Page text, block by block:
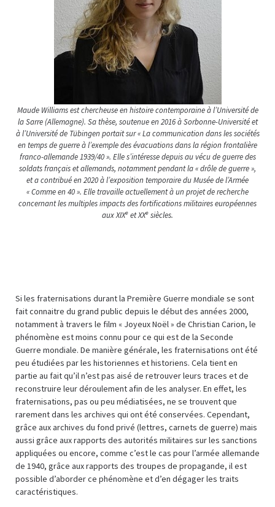
Maude Williams est chercheuse en histoire contemporaine à l’Université de
la Sarre (Allemagne). Sa thèse, soutenue en 2016 à Sorbonne-Université et
à l’Université de Tübingen portait sur « La communication dans les sociétés
en temps de guerre à l’exemple des évacuations dans la région frontalière
franco-allemande 1939/40 ». Elle s’intéresse depuis au vécu de guerre des
soldats français et allemands, notamment pendant la « drôle de guerre »,
et a contribué en 2020 à l’exposition temporaire du Musée de l’Armée
« Comme en 40 ». Elle travaille actuellement à un projet de recherche
concernant les multiples impacts des fortifications militaires européennes
aux XIXe et XXe siècles.
Si les fraternisations durant la Première Guerre mondiale se sont
fait connaitre du grand public depuis le début des années 2000,
notamment à travers le film « Joyeux Noël » de Christian Carion, le
phénomène est moins connu pour ce qui est de la Seconde
Guerre mondiale. De manière générale, les fraternisations ont été
peu étudiées par les historiennes et historiens. Cela tient en
partie au fait qu’il n’est pas aisé de retrouver leurs traces et de
reconstruire leur déroulement afin de les analyser. En effet, les
fraternisations, pas ou peu médiatisées, ne se trouvent que
rarement dans les archives qui ont été conservées. Cependant,
grâce aux archives du fond privé (lettres, carnets de guerre) mais
aussi grâce aux rapports des autorités militaires sur les sanctions
appliquées ou encore, comme c’est le cas pour l’armée allemande
de 1940, grâce aux rapports des troupes de propagande, il est
possible d’aborder ce phénomène et d’en dégager les traits
caractéristiques.